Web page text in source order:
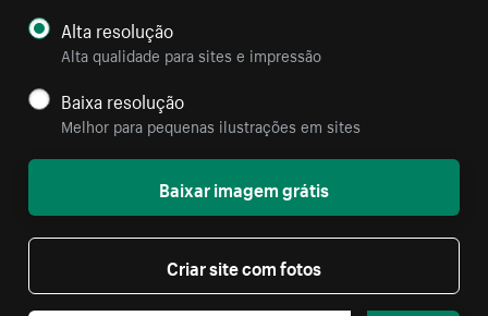
Alta resolução
Alta qualidade para sites e impressão
Baixa resolução
Melhor para pequenas ilustrações em sites
Baixar imagem grátis
Criar site com fotos